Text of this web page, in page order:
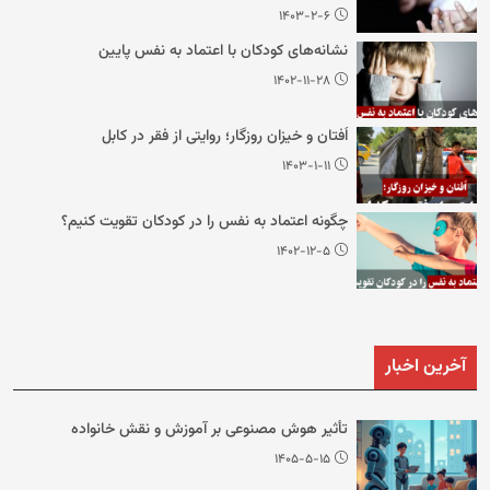
۱۴۰۳-۲-۶
نشانه‌های کودکان با اعتماد به نفس پایین
۱۴۰۲-۱۱-۲۸
اُفتان و خیزان روزگار؛ روایتی از فقر در کابل
۱۴۰۳-۱-۱۱
چگونه اعتماد به نفس را در کودکان تقویت کنیم؟
۱۴۰۲-۱۲-۵
آخرین اخبار
تأثیر هوش مصنوعی بر آموزش و نقش خانواده
۱۴۰۵-۵-۱۵